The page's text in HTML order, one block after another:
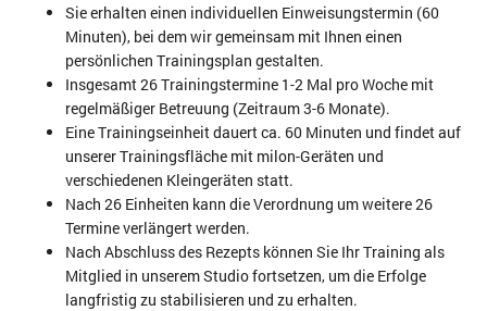
Sie erhalten einen individuellen Einweisungstermin (60
Minuten), bei dem wir gemeinsam mit Ihnen einen
persönlichen Trainingsplan gestalten.
Insgesamt 26 Trainingstermine 1-2 Mal pro Woche mit
regelmäßiger Betreuung (Zeitraum 3-6 Monate).
Eine Trainingseinheit dauert ca. 60 Minuten und findet auf
unserer Trainingsfläche mit milon-Geräten und
verschiedenen Kleingeräten statt.
Nach 26 Einheiten kann die Verordnung um weitere 26
Termine verlängert werden.
Nach Abschluss des Rezepts können Sie Ihr Training als
Mitglied in unserem Studio fortsetzen, um die Erfolge
langfristig zu stabilisieren und zu erhalten.